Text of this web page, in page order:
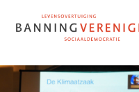
naar